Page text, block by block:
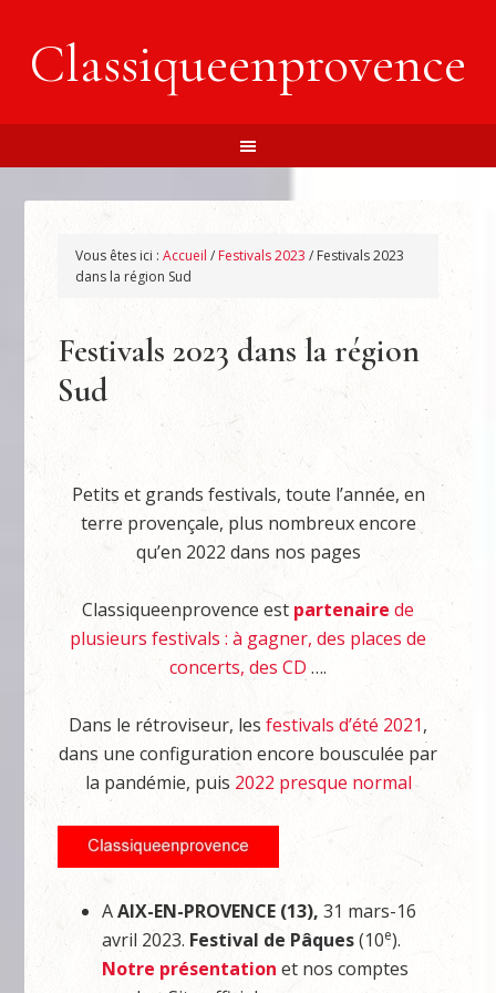
Classiqueenprovence
Vous êtes ici :Accueil / Festivals 2023 / Festivals 2023
dans la région Sud
Festivals 2023 dans la région
Sud
Petits et grands festivals, toute l’année, en
terre provençale, plus nombreux encore
qu’en 2022 dans nos pages
Classiqueenprovence est partenairede
plusieurs festivals : à gagner, des places de
concerts, des CD ….
Dans le rétroviseur, les festivals d’été 2021,
dans une configuration encore bousculée par
la pandémie, puis 2022 presque normal
AAIX-EN-PROVENCE (13), 31 mars-16
avril 2023. Festival de Pâques(10e).
Notre présentation et nos comptes